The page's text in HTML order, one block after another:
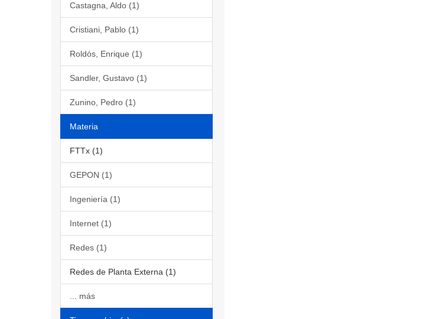
Castagna, Aldo (1)
Cristiani, Pablo (1)
Roldós, Enrique (1)
Sandler, Gustavo (1)
Zunino, Pedro (1)
Materia
FTTx (1)
GEPON (1)
Ingeniería (1)
Internet (1)
Redes (1)
Redes de Planta Externa (1)
... más